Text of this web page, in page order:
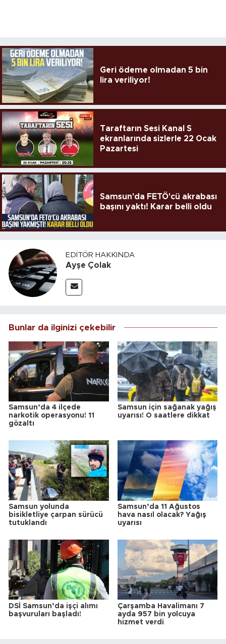
Geri ödeme olmadan 5 bin
lira veriliyor!
Taraftarın Sesi Kanal S
ekranlarında sizlerle 22 Ocak
Pazartesi
Samsun'da FETÖ'cü akrabası
başını yaktı! Karar belli oldu
EDITÖR HAKKINDA
Ayşe Çolak
Bunlar da ilginizi çekebilir
Samsun’da 4 ilçede
narkotik operasyonu! 11
gözaltı
Samsun için sağanak yağış
uyarısı! O saatlere dikkat
Samsun yolunda
bisikletliye çarpan sürücü
tutuklandı
Samsun’da 11 Ağustos
hava nasıl olacak? Yağış
uyarısı
DSİ Samsun’da işçi alımı
başvuruları başladı!
Çarşamba Havalimanı 7
ayda 957 bin yolcuya
hizmet verdi